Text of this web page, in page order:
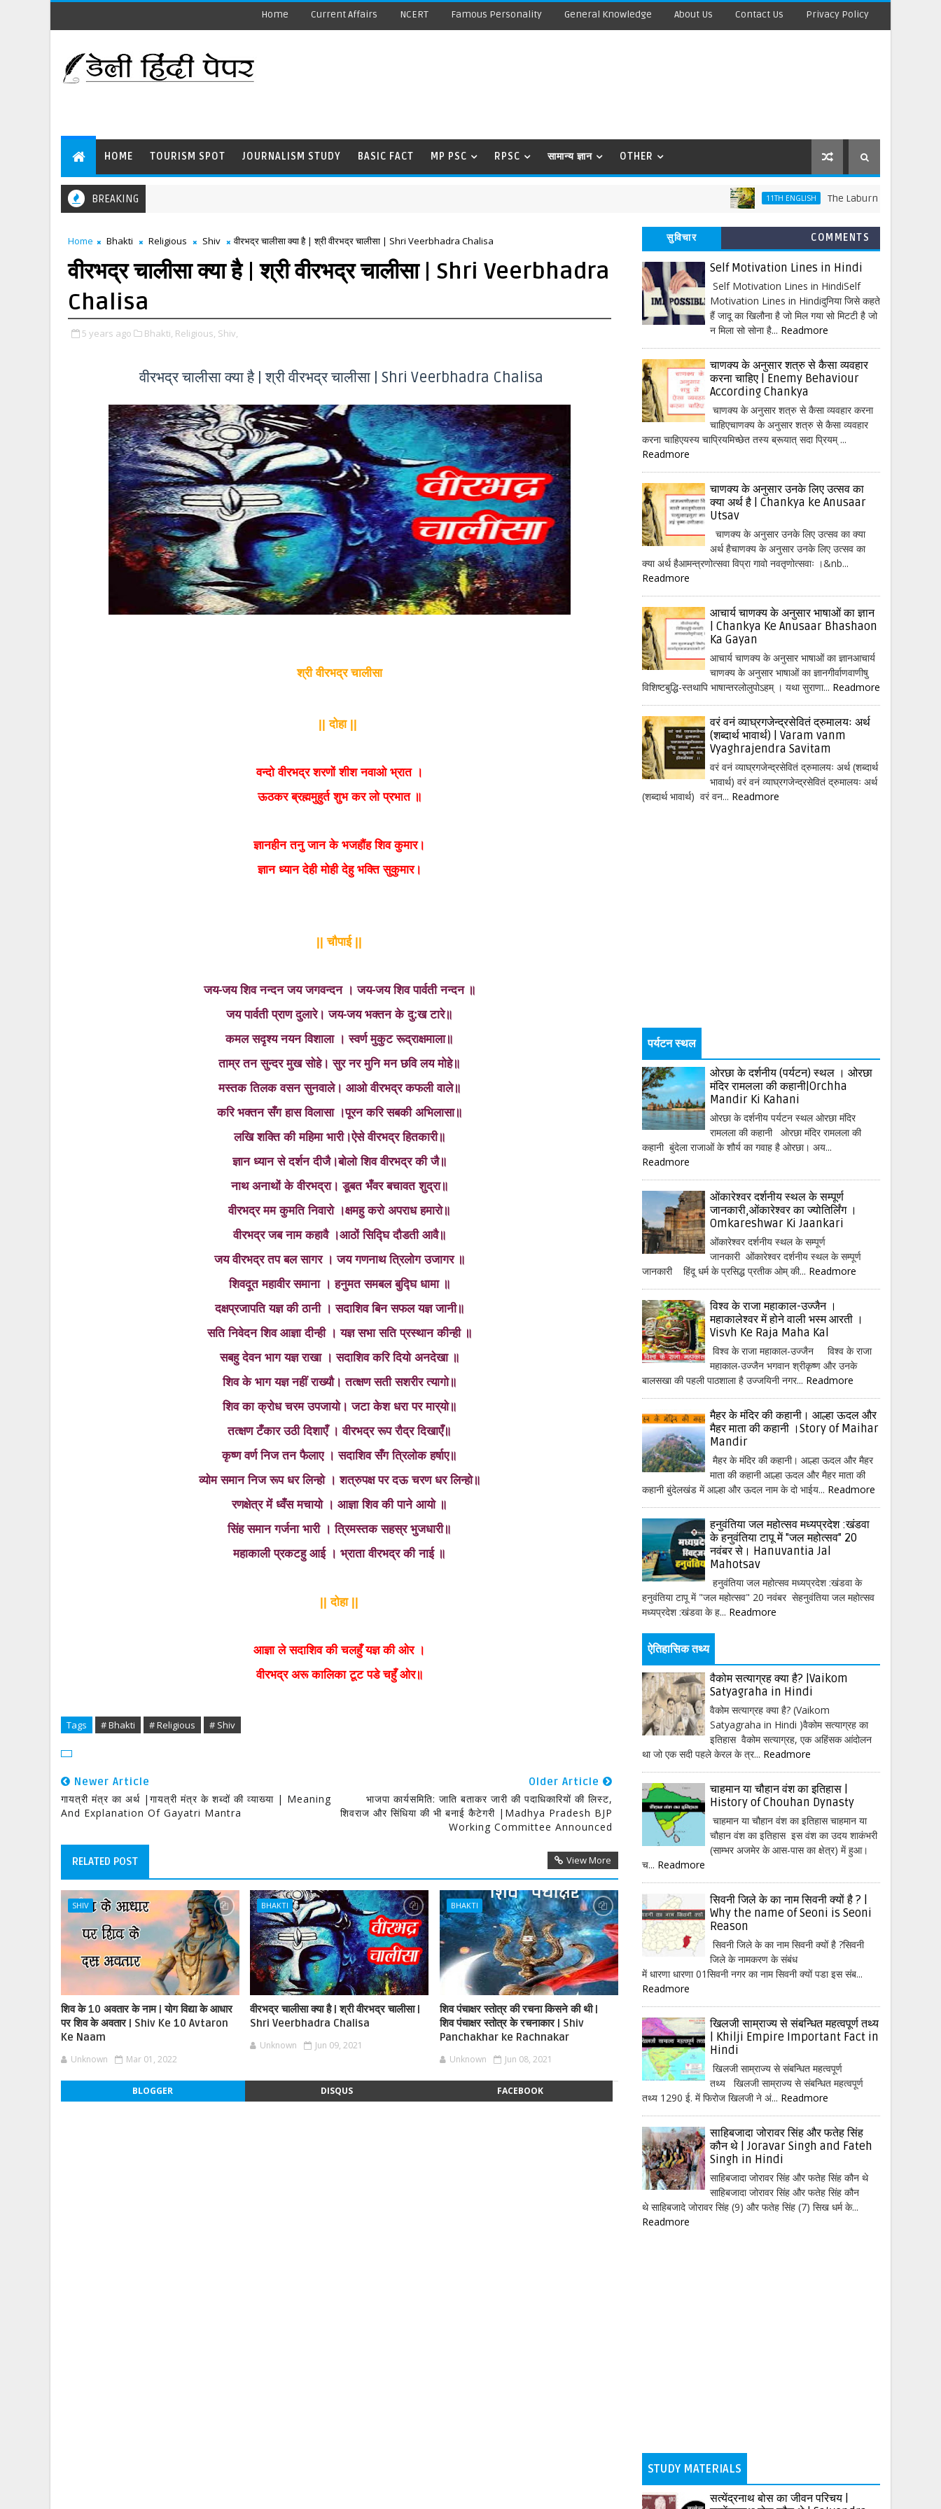
Home Current Affairs NCERT Famous Personality General Knowledge About Us Contact Us Privacy Policy
HOME TOURISM SPOT JOURNALISM STUDY BASIC FACT MP PSC RPSC सामान्य ज्ञान OTHER
BREAKING 11TH ENGLISH The Laburnum Top Words
Home Bhakti Religious Shiv वीरभद्र चालीसा क्या है | श्री वीरभद्र चालीसा | Shri Veerbhadra Chalisa
वीरभद्र चालीसा क्या है | श्री वीरभद्र चालीसा | Shri Veerbhadra
Chalisa
5 years ago Bhakti, Religious, Shiv,
वीरभद्र चालीसा क्या है | श्री वीरभद्र चालीसा | Shri Veerbhadra Chalisa
श्री वीरभद्र चालीसा
||दोहा ||
वन्‍दो वीरभद्र शरणों शीश नवाओ भ्रात ।
ऊठकर ब्रह्ममुहुर्त शुभ कर लो प्रभात ॥
ज्ञानहीन तनु जान के भजहौंह शिव कुमार।
ज्ञान ध्‍यान देही मोही देहु भक्‍ति सुकुमार।
||चौपाई ||
जय-जय शिव नन्‍दन जय जगवन्‍दन । जय-जय शिव पार्वती नन्‍दन ॥
जय पार्वती प्राण दुलारे। जय-जय भक्‍तन के दु:ख टारे॥
कमल सदृश्‍य नयन विशाला । स्वर्ण मुकुट रूद्राक्षमाला॥
ताम्र तन सुन्‍दर मुख सोहे। सुर नर मुनि मन छवि लय मोहे॥
मस्‍तक तिलक वसन सुनवाले। आओ वीरभद्र कफली वाले॥
करि भक्‍तन सँग हास विलासा ।पूरन करि सबकी अभिलासा॥
लखि शक्‍ति की महिमा भारी।ऐसे वीरभद्र हितकारी॥
ज्ञान ध्‍यान से दर्शन दीजै।बोलो शिव वीरभद्र की जै॥
नाथ अनाथों के वीरभद्रा। डूबत भँवर बचावत शुद्रा॥
वीरभद्र मम कुमति निवारो ।क्षमहु करो अपराध हमारो॥
वीरभद्र जब नाम कहावै ।आठों सिद्घि दौडती आवै॥
जय वीरभद्र तप बल सागर । जय गणनाथ त्रिलोग उजागर ॥
शिवदूत महावीर समाना । हनुमत समबल बुद्घि धामा ॥
दक्षप्रजापति यज्ञ की ठानी । सदाशिव बिन सफल यज्ञ जानी॥
सति निवेदन शिव आज्ञा दीन्‍ही । यज्ञ सभा सति प्रस्‍थान कीन्‍ही ॥
सबहु देवन भाग यज्ञ राखा । सदाशिव करि दियो अनदेखा ॥
शिव के भाग यज्ञ नहीं राख्‍यौ। तत्‍क्षण सती सशरीर त्‍यागो॥
शिव का क्रोध चरम उपजायो। जटा केश धरा पर मार्‌यो॥
तत्‍क्षण टँकार उठी दिशाएँ । वीरभद्र रूप रौद्र दिखाएँ॥
कृष्‍ण वर्ण निज तन फैलाए । सदाशिव सँग त्रिलोक हर्षाए॥
व्‍योम समान निज रूप धर लिन्‍हो । शत्रुपक्ष पर दऊ चरण धर लिन्‍हो॥
रणक्षेत्र में ध्‍वँस मचायो । आज्ञा शिव की पाने आयो ॥
सिंह समान गर्जना भारी । त्रिमस्‍तक सहस्र भुजधारी॥
महाकाली प्रकटहु आई । भ्राता वीरभद्र की नाई ॥
||दोहा ||
आज्ञा ले सदाशिव की चलहुँ यज्ञ की ओर ।
वीरभद्र अरू कालिका टूट पडे चहुँ ओर॥
Tags # Bhakti # Religious # Shiv
Newer Article
गायत्री मंत्र का अर्थ |गायत्री मंत्र के शब्दों की व्याख्या | Meaning
And Explanation Of Gayatri Mantra
Older Article
भाजपा कार्यसमिति: जाति बताकर जारी की पदाधिकारियों की लिस्ट,
शिवराज और सिंधिया की भी बनाई कैटेगरी |Madhya Pradesh BJP
Working Committee Announced
RELATED POST View More
SHIV
शिव के 10 अवतार के नाम | योग विद्या के आधार
पर शिव के अवतार | Shiv Ke 10 Avtaron
Ke Naam
Unknown Mar 01, 2022
BHAKTI
वीरभद्र चालीसा क्या है | श्री वीरभद्र चालीसा |
Shri Veerbhadra Chalisa
Unknown Jun 09, 2021
BHAKTI
शिव पंचाक्षर स्तोत्र की रचना किसने की थी |
शिव पंचाक्षर स्तोत्र के रचनाकार | Shiv
Panchakhar ke Rachnakar
Unknown Jun 08, 2021
BLOGGER DISQUS FACEBOOK
सुविचार COMMENTS
Self Motivation Lines in Hindi
Self Motivation Lines in HindiSelf
Motivation Lines in Hindiदुनिया जिसे कहते
हैं जादू का खिलौना है जो मिल गया सो मिटटी है जो
न मिला सो सोना है... Readmore
चाणक्य के अनुसार शत्रु से कैसा व्यवहार
करना चाहिए | Enemy Behaviour
According Chankya
चाणक्य के अनुसार शत्रु से कैसा व्यवहार करना
चाहिएचाणक्य के अनुसार शत्रु से कैसा व्यवहार
करना चाहिएयस्य चाप्रियमिच्छेत तस्य ब्रूयात् सदा प्रियम् ...
Readmore
चाणक्य के अनुसार उनके लिए उत्सव का
क्या अर्थ है | Chankya ke Anusaar
Utsav
चाणक्य के अनुसार उनके लिए उत्सव का क्या
अर्थ हैचाणक्य के अनुसार उनके लिए उत्सव का
क्या अर्थ हैआमन्त्रणोत्सवा विप्रा गावो नवतृणोत्सवाः ।&nb...
Readmore
आचार्य चाणक्य के अनुसार भाषाओं का ज्ञान
| Chankya Ke Anusaar Bhashaon
Ka Gayan
आचार्य चाणक्य के अनुसार भाषाओं का ज्ञानआचार्य
चाणक्य के अनुसार भाषाओं का ज्ञानगीर्वाणवाणीषु
विशिष्टबुद्धि-स्तथापि भाषान्तरलोलुपोऽहम् । यथा सुराणा... Readmore
वरं वनं व्याघ्रगजेन्द्रसेवितं द्रुमालयः अर्थ
(शब्दार्थ भावार्थ) | Varam vanm
Vyaghrajendra Savitam
वरं वनं व्याघ्रगजेन्द्रसेवितं द्रुमालयः अर्थ (शब्दार्थ
भावार्थ) वरं वनं व्याघ्रगजेन्द्रसेवितं द्रुमालयः अर्थ
(शब्दार्थ भावार्थ) वरं वन... Readmore
पर्यटन स्थल
ओरछा के दर्शनीय (पर्यटन) स्थल । ओरछा
मंदिर रामलला की कहानी|Orchha
Mandir Ki Kahani
ओरछा के दर्शनीय पर्यटन स्थल ओरछा मंदिर
रामलला की कहानी ओरछा मंदिर रामलला की
कहानी बुंदेला राजाओं के शौर्य का गवाह है ओरछा। अय...
Readmore
ओंकारेश्वर दर्शनीय स्थल के सम्पूर्ण
जानकारी,ओंकारेश्वर का ज्योतिर्लिंग ।
Omkareshwar Ki Jaankari
ओंकारेश्वर दर्शनीय स्थल के सम्पूर्ण
जानकारी ओंकारेश्वर दर्शनीय स्थल के सम्पूर्ण
जानकारी हिंदू धर्म के प्रसिद्ध प्रतीक ओम् की... Readmore
विश्व के राजा महाकाल-उज्जैन ।
महाकालेश्वर में होने वाली भस्म आरती ।
Visvh Ke Raja Maha Kal
विश्व के राजा महाकाल-उज्जैन विश्व के राजा
महाकाल-उज्जैन भगवान श्रीकृष्ण और उनके
बालसखा की पहली पाठशाला है उज्जयिनी नगर... Readmore
मैहर के मंदिर की कहानी। आल्हा ऊदल और
मैहर माता की कहानी ।Story of Maihar
Mandir
मैहर के मंदिर की कहानी। आल्हा ऊदल और मैहर
माता की कहानी आल्हा ऊदल और मैहर माता की
कहानी बुंदेलखंड में आल्हा और ऊदल नाम के दो भाईय... Readmore
हनुवंतिया जल महोत्सव मध्यप्रदेश :खंडवा
के हनुवंतिया टापू में "जल महोत्सव" 20
नवंबर से। Hanuvantia Jal
Mahotsav
हनुवंतिया जल महोत्सव मध्यप्रदेश :खंडवा के
हनुवंतिया टापू में "जल महोत्सव" 20 नवंबर सेहनुवंतिया जल महोत्सव
मध्यप्रदेश :खंडवा के ह... Readmore
ऐतिहासिक तथ्य
वैकोम सत्याग्रह क्या है? |Vaikom
Satyagraha in Hindi
वैकोम सत्याग्रह क्या है? (Vaikom
Satyagraha in Hindi )वैकोम सत्याग्रह का
इतिहास वैकोम सत्याग्रह, एक अहिंसक आंदोलन
था जो एक सदी पहले केरल के त्र... Readmore
चाहमान या चौहान वंश का इतिहास |
History of Chouhan Dynasty
चाहमान या चौहान वंश का इतिहास चाहमान या
चौहान वंश का इतिहास इस वंश का उदय शाकंभरी
(साम्भर अजमेर के आस-पास का क्षेत्र) में हुआ।
च... Readmore
सिवनी जिले के का नाम सिवनी क्यों है ? |
Why the name of Seoni is Seoni
Reason
सिवनी जिले के का नाम सिवनी क्यों है ?सिवनी
जिले के नामकरण के संबंध
में धारणा धारणा 01सिवनी नगर का नाम सिवनी क्यों पडा इस संब...
Readmore
खिलजी साम्राज्य से संबन्धित महत्वपूर्ण तथ्य
| Khilji Empire Important Fact in
Hindi
खिलजी साम्राज्य से संबन्धित महत्वपूर्ण
तथ्य खिलजी साम्राज्य से संबन्धित महत्वपूर्ण
तथ्य 1290 ई. में फिरोज खिलजी ने अं... Readmore
साहिबजादा जोरावर सिंह और फतेह सिंह
कौन थे | Joravar Singh and Fateh
Singh in Hindi
साहिबजादा जोरावर सिंह और फतेह सिंह कौन थे
साहिबजादा जोरावर सिंह और फतेह सिंह कौन
थे साहिबजादे जोरावर सिंह (9) और फतेह सिंह (7) सिख धर्म के...
Readmore
STUDY MATERIALS
सत्येंद्रनाथ बोस का जीवन परिचय |